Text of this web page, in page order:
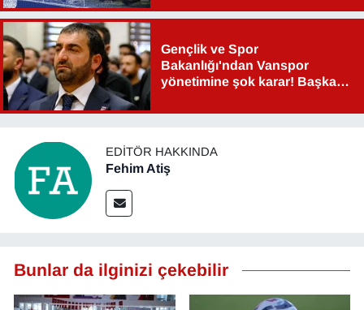
Gençlik ve Spor
Bakanlığı'ndan Vanspor
yönetimine şok karar! Başkan
EDITÖR HAKKINDA
Fehim Atiş
Bunlar da ilginizi çekebilir